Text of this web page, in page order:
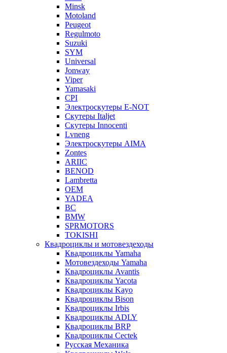
Minsk
Motoland
Peugeot
Regulmoto
Suzuki
SYM
Universal
Jonway
Viper
Yamasaki
CPI
Электроскутеры E-NOT
Скутеры Italjet
Скутеры Innocenti
Lvneng
Электроскутеры AIMA
Zontes
ARIIC
BENOD
Lambretta
OEM
YADEA
BC
BMW
SPRMOTORS
TOKISHI
Квадроциклы и мотовездеходы
Квадроциклы Yamaha
Мотовездеходы Yamaha
Квадроциклы Avantis
Квадроциклы Yacota
Квадроциклы Kayo
Квадроциклы Bison
Квадроциклы Irbis
Квадроциклы ADLY
Квадроциклы BRP
Квадроциклы Cectek
Русская Механика